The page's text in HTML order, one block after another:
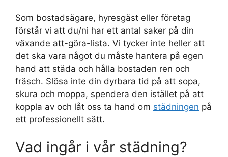
Som bostadsägare, hyresgäst eller företag
förstår vi att du/ni har ett antal saker på din
växande att-göra-lista. Vi tycker inte heller att
det ska vara något du måste hantera på egen
hand att städa och hålla bostaden ren och
fräsch. Slösa inte din dyrbara tid på att sopa,
skura och moppa, spendera den istället på att
koppla av och låt oss ta hand om städningen på
ett professionellt sätt.
Vad ingår i vår städning?